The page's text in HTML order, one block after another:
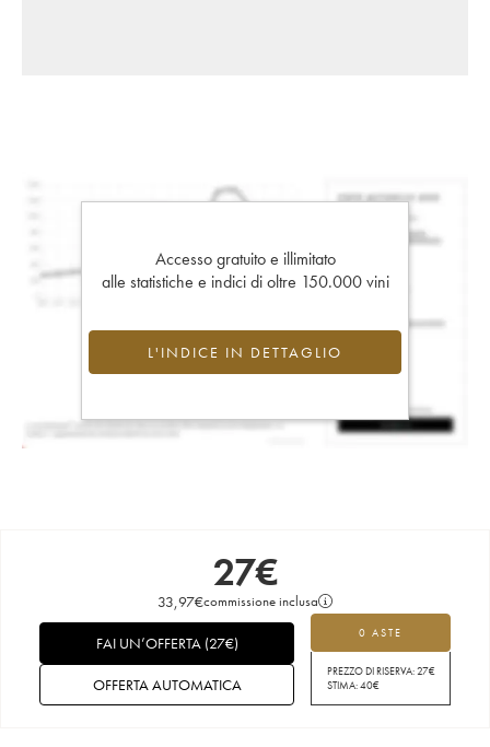
Accesso gratuito e illimitato
alle statistiche e indici di oltre 150.000 vini
L'INDICE IN DETTAGLIO
27€
33,97€commissione inclusa
0 ASTE
PREZZO DI RISERVA:27€
STIMA:40€
FAI UN’OFFERTA(27€)
OFFERTA AUTOMATICA